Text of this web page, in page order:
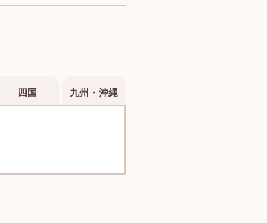
四国 九州・沖縄